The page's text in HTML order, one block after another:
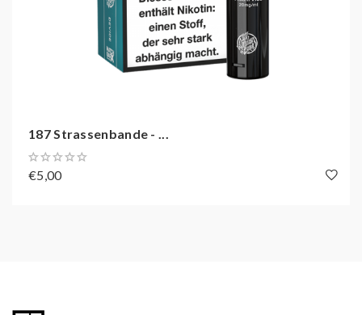
Zugautomatik
Mit Kindersicherung (CP)
Bis zu 600 Züge dampfen
187 Strassenbande - ...
€5,00